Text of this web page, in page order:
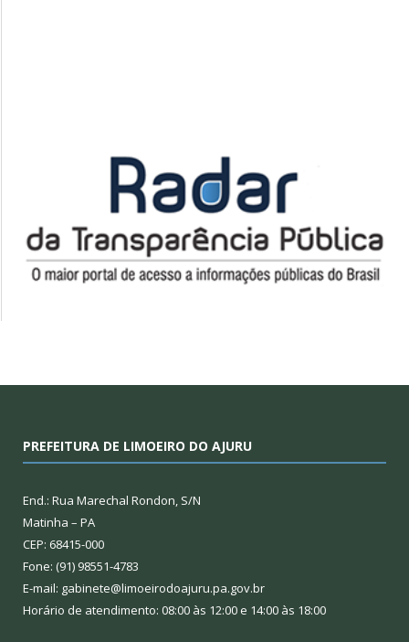
PREFEITURA DE LIMOEIRO DO AJURU
End.: Rua Marechal Rondon, S/N
Matinha – PA
CEP: 68415-000
Fone: (91) 98551-4783
E-mail: gabinete@limoeirodoajuru.pa.gov.br
Horário de atendimento: 08:00 às 12:00 e 14:00 às 18:00